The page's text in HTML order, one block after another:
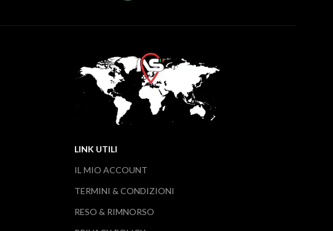
LINK UTILI
IL MIO ACCOUNT
TERMINI & CONDIZIONI
RESO & RIMNORSO